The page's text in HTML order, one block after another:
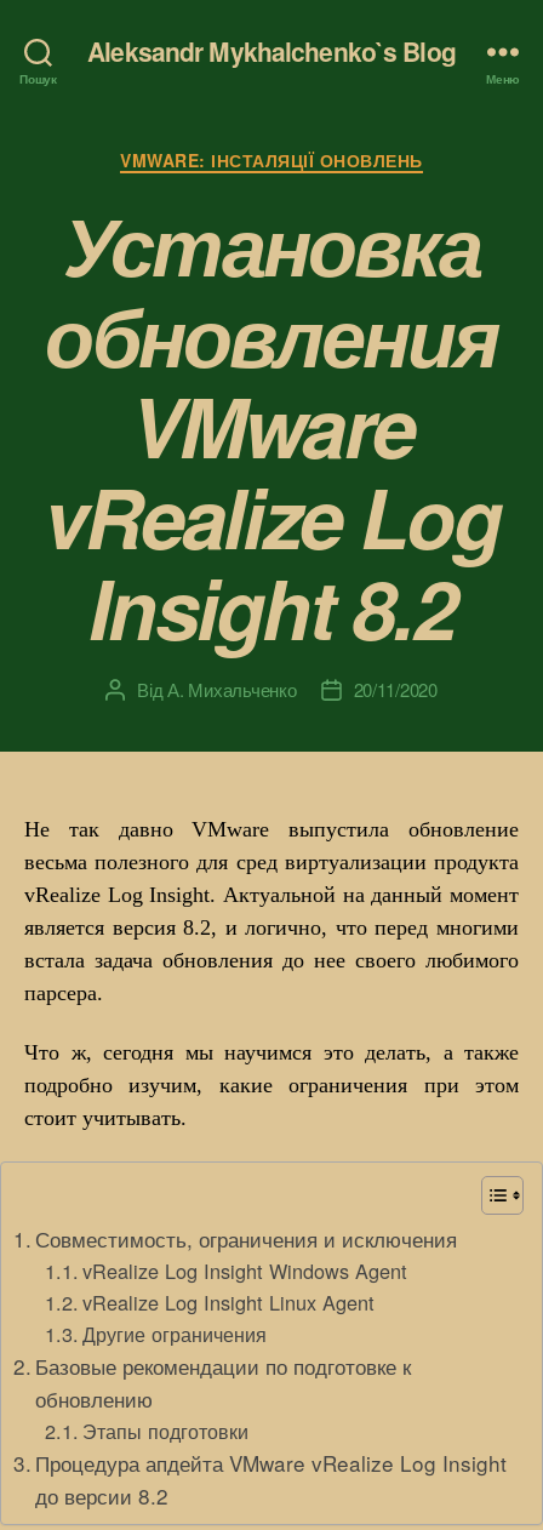
Пошук
Aleksandr Mykhalchenko`s Blog
Меню
Категорії
VMWARE: ІНСТАЛЯЦІЇ ОНОВЛЕНЬ
Установка
обновления
VMware
vRealize Log
Insight 8.2
Автор
ВідА. Михальченко
Дата20/11/2020
Не так давно VMware выпустила обновление
весьма полезного для сред виртуализации продукта
vRealize Log Insight. Актуальной на данный момент
является версия 8.2, и логично, что перед многими
встала задача обновления до нее своего любимого
парсера.
Что ж, сегодня мы научимся это делать, а также
подробно изучим, какие ограничения при этом
стоит учитывать.
Совместимость, ограничения и исключения
vRealize Log Insight Windows Agent
vRealize Log Insight Linux Agent
Другие ограничения
Базовые рекомендации по подготовке к
обновлению
Этапы подготовки
Процедура апдейта VMware vRealize Log Insight
до версии 8.2